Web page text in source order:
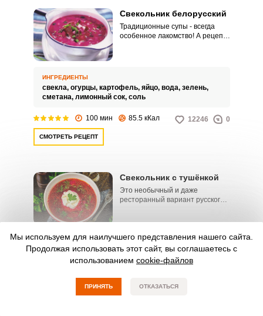
Свекольник белорусский
Традиционные супы - всегда
особенное лакомство! А рецепт
освежающий суп, с добавлением
свеклы и огурца. Лучшее блюдо
для всей семьи!
ИНГРЕДИЕНТЫ
свекла, огурцы, картофель, яйцо, вода, зелень,
сметана, лимонный сок, соль
100 мин 85.5 кКал 12246 0
СМОТРЕТЬ РЕЦЕПТ
Свекольник с тушёнкой
Это необычный и даже
ресторанный вариант русского
шик и интригу.
ИНГРЕДИЕНТЫ
свекла, картофель,огурцы, яйцо,лук зелёный,
лук красный,мангольд,редис,говядина,квас,
свекольный отвар
Мы используем для наилучшего представления нашего сайта.
Продолжая использовать этот сайт, вы соглашаетесь с
использованием cookie-файлов
ПРИНЯТЬ ОТКАЗАТЬСЯ